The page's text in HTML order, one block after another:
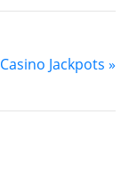
Casino Jackpots »